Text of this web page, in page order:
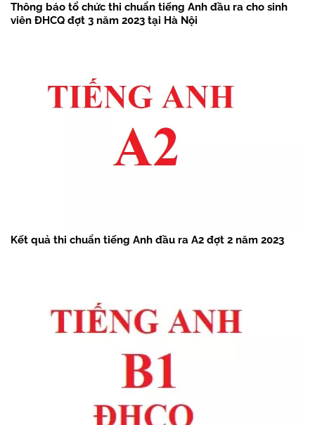
Thông báo tổ chức thi chuẩn tiếng Anh đầu ra cho sinh
viên ĐHCQ đợt 3 năm 2023 tại Hà Nội
Kết quả thi chuẩn tiếng Anh đầu ra A2 đợt 2 năm 2023